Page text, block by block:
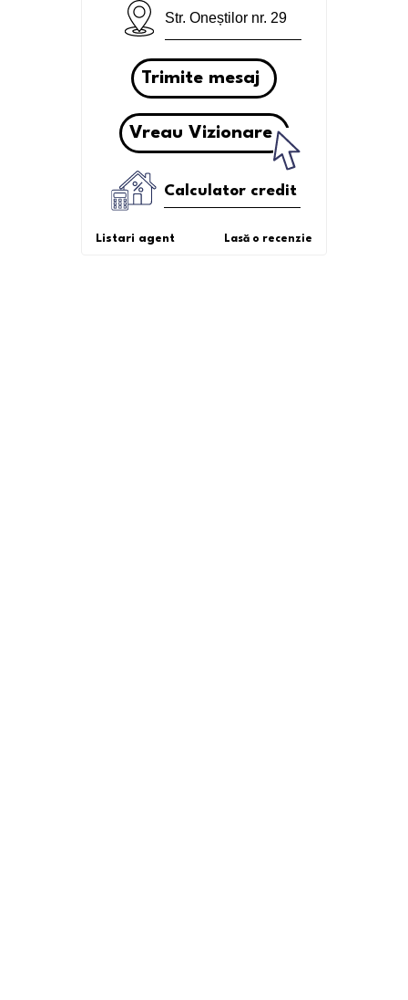
Str. Oneștilor nr. 29
Trimite mesaj
Vreau Vizionare
Calculator credit
Listari agent Lasă o recenzie